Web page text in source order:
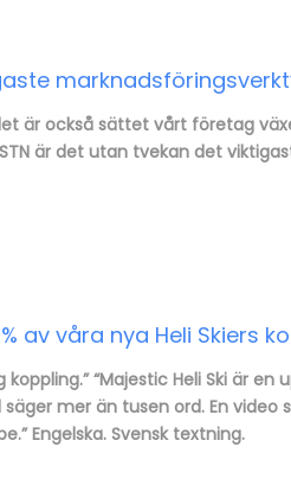
är också sättet vårt företag
är det utan tvekan det
av våra nya Heli Skiers
“Majestic Heli Ski är
mer än tusen ord. En video
Engelska. Svensk textning.